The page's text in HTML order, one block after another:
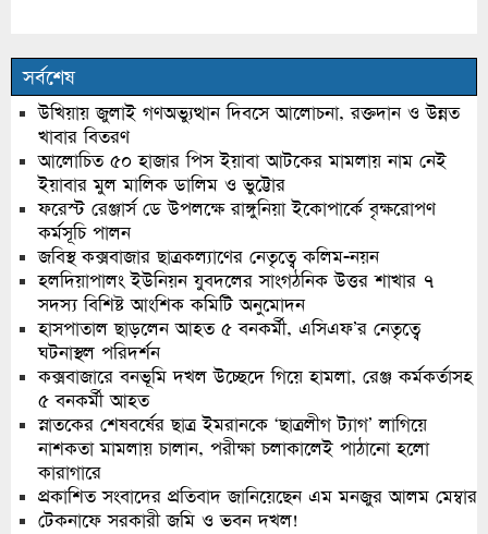
সর্বশেষ
উখিয়ায় জুলাই গণঅভ্যুত্থান দিবসে আলোচনা, রক্তদান ও উন্নত
খাবার বিতরণ
আলোচিত ৫০ হাজার পিস ইয়াবা আটকের মামলায় নাম নেই
ইয়াবার মুল মালিক ডালিম ও ভুট্টোর
ফরেস্ট রেঞ্জার্স ডে উপলক্ষে রাঙ্গুনিয়া ইকোপার্কে বৃক্ষরোপণ
কর্মসূচি পালন
জবিস্থ কক্সবাজার ছাত্রকল্যাণের নেতৃত্বে কলিম-নয়ন
হলদিয়াপালং ইউনিয়ন যুবদলের সাংগঠনিক উত্তর শাখার ৭
সদস্য বিশিষ্ট আংশিক কমিটি অনুমোদন
হাসপাতাল ছাড়লেন আহত ৫ বনকর্মী, এসিএফ’র নেতৃত্বে
ঘটনাস্থল পরিদর্শন
কক্সবাজারে বনভূমি দখল উচ্ছেদে গিয়ে হামলা, রেঞ্জ কর্মকর্তাসহ
৫ বনকর্মী আহত
স্নাতকের শেষবর্ষের ছাত্র ইমরানকে ‘ছাত্রলীগ ট্যাগ’ লাগিয়ে
নাশকতা মামলায় চালান, পরীক্ষা চলাকালেই পাঠানো হলো
কারাগারে
প্রকাশিত সংবাদের প্রতিবাদ জানিয়েছেন এম মনজুর আলম মেম্বার
টেকনাফে সরকারী জমি ও ভবন দখল!